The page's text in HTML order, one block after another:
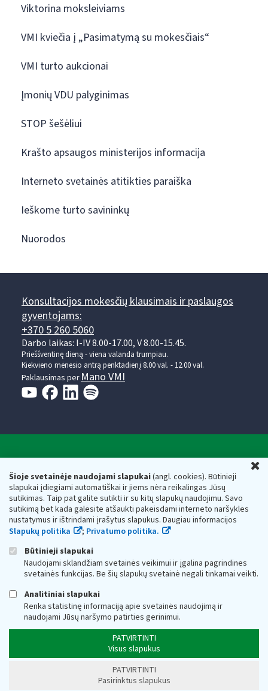
Šioje svetainėje naudojami slapukai(angl. cookies). Būtinieji
slapukai įdiegiami automatiškai ir jiems nėra reikalingas Jūsų
sutikimas. Taip pat galite sutikti ir su kitų slapukų naudojimu. Savo
sutikimą bet kada galėsite atšaukti pakeisdami interneto naršyklės
nustatymus ir ištrindami įrašytus slapukus. Daugiau informacijos
Slapukų politika
; Privatumo politika.
Būtinieji slapukai
Naudojami sklandžiam svetainės veikimui ir įgalina pagrindines
svetainės funkcijas. Be šių slapukų svetainė negali tinkamai veikti.
Analitiniai slapukai
Renka statistinę informaciją apie svetainės naudojimą ir
naudojami Jūsų naršymo patirties gerinimui.
PATVIRTINTI
Visus slapukus
PATVIRTINTI
Pasirinktus slapukus
Viktorina moksleiviams
VMI kviečia į „Pasimatymą su mokesčiais“
VMI turto aukcionai
Įmonių VDU palyginimas
STOP šešėliui
Krašto apsaugos ministerijos informacija
Interneto svetainės atitikties paraiška
Ieškome turto savininkų
Nuorodos
Konsultacijos mokesčių klausimais ir paslaugos
gyventojams:
+370 5 260 5060
Darbo laikas: I-IV 8.00-17.00, V 8.00-15.45.
Prieššventinę dieną - viena valanda trumpiau.
Kiekvieno mėnesio antrą penktadienį 8.00 val. - 12.00 val.
Paklausimas per Mano VMI
Respublikos finansų ministerijos
Biudžetinė įstaiga. Juridinio asmens kodas — 188659752,
adresas: Vasario 16-osios g. 14, 01107 Vilnius, Lietuva, el.paštas:
vmi@vmi.lt, E. pristatymo dėžutės adresas 188659752
Duomenys apie Valstybinę mokesčių inspekciją prie Lietuvos
Respublikos finansų ministerijos kaupiami ir saugomi Juridinių